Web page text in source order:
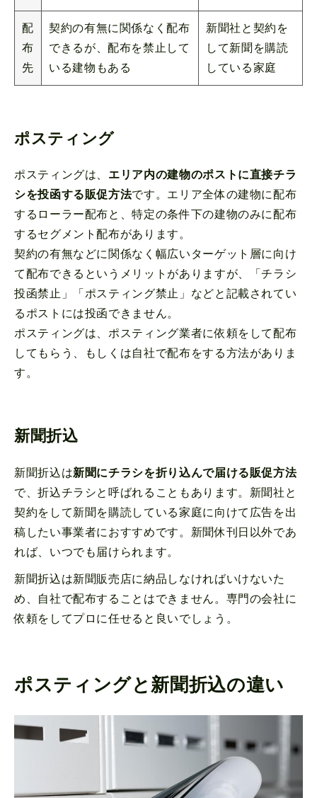
配
布
先
契約の有無に関係なく配布
できるが、配布を禁止して
いる建物もある
新聞社と契約を
して新聞を購読
している家庭
ポスティング
ポスティングは、 エリア内の建物のポストに直接チラ
シを投函する販促方法です。エリア全体の建物に配布
するローラー配布と、特定の条件下の建物のみに配布
するセグメント配布があります。
契約の有無などに関係なく幅広いターゲット層に向け
て配布できるというメリットがありますが、「チラシ
投函禁止」「ポスティング禁止」などと記載されてい
るポストには投函できません。
ポスティングは、ポスティング業者に依頼をして配布
してもらう、もしくは自社で配布をする方法がありま
す。
新聞折込
新聞折込は新聞にチラシを折り込んで届ける販促方法
で、折込チラシと呼ばれることもあります。新聞社と
契約をして新聞を購読している家庭に向けて広告を出
稿したい事業者におすすめです。新聞休刊日以外であ
れば、いつでも届けられます。
新聞折込は新聞販売店に納品しなければいけないた
め、自社で配布することはできません。専門の会社に
依頼をしてプロに任せると良いでしょう。
ポスティングと新聞折込の違い